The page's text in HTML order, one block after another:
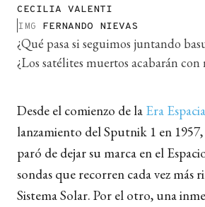
CECILIA VALENTI
IMG
FERNANDO NIEVAS
¿Qué pasa si seguimos juntando
¿Los satélites muertos acabarán con
Desde el comienzo de la Era
lanzamiento del Sputnik 1 en
paró de dejar su marca en el
sondas que recorren cada vez más
Sistema Solar. Por el otro, una